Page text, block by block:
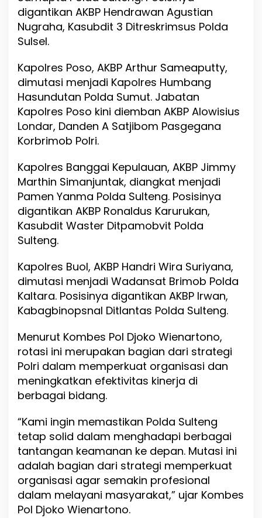
digantikan AKBP Hendrawan Agustian
Nugraha, Kasubdit 3 Ditreskrimsus Polda
Sulsel.
Kapolres Poso, AKBP Arthur Sameaputty,
dimutasi menjadi Kapolres Humbang
Hasundutan Polda Sumut. Jabatan
Kapolres Poso kini diemban AKBP Alowisius
Londar, Danden A Satjibom Pasgegana
Korbrimob Polri.
Kapolres Banggai Kepulauan, AKBP Jimmy
Marthin Simanjuntak, diangkat menjadi
Pamen Yanma Polda Sulteng. Posisinya
digantikan AKBP Ronaldus Karurukan,
Kasubdit Waster Ditpamobvit Polda
Sulteng.
Kapolres Buol, AKBP Handri Wira Suriyana,
dimutasi menjadi Wadansat Brimob Polda
Kaltara. Posisinya digantikan AKBP Irwan,
Kabagbinopsnal Ditlantas Polda Sulteng.
Menurut Kombes Pol Djoko Wienartono,
rotasi ini merupakan bagian dari strategi
Polri dalam memperkuat organisasi dan
meningkatkan efektivitas kinerja di
berbagai bidang.
“Kami ingin memastikan Polda Sulteng
tetap solid dalam menghadapi berbagai
tantangan keamanan ke depan. Mutasi ini
adalah bagian dari strategi memperkuat
organisasi agar semakin profesional
dalam melayani masyarakat,” ujar Kombes
Pol Djoko Wienartono.